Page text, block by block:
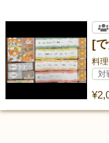
[
対